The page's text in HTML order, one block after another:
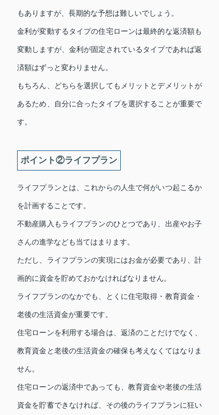
もありますが、長期的な予想は難しいでしょう。
金利が変動するタイプの住宅ローンは最終的な返済額も
変動しますが、金利が固定されているタイプであれば返
済額はずっと変わりません。
もちろん、どちらを選択してもメリットとデメリットが
あるため、自分に合ったタイプを選択することが重要で
す。
ポイント②ライフプラン
ライフプランとは、これからの人生で何がいつ起こるか
を計画することです。
不動産購入もライフプランのひとつであり、出産やお子
さんの進学なども当てはまります。
ただし、ライフプランの実現にはお金が必要であり、計
画的に資金を貯めておかなければなりません。
ライフプランのなかでも、とくに住宅取得・教育資金・
老後の生活資金が重要です。
住宅ローンを利用する場合は、返済のことだけでなく、
教育資金と老後の生活資金の確保も考えなくてはなりま
せん。
住宅ローンの返済中であっても、教育資金や老後の生活
資金を貯蓄できなければ、その後のライフプランに狂い